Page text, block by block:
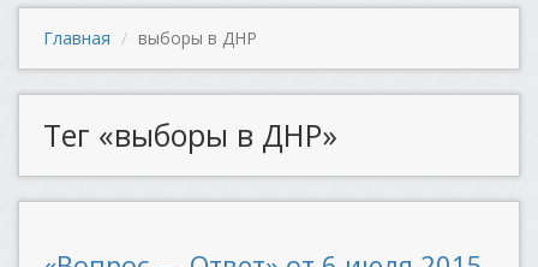
Главная выборы в ДНР
Тег «выборы в ДНР»